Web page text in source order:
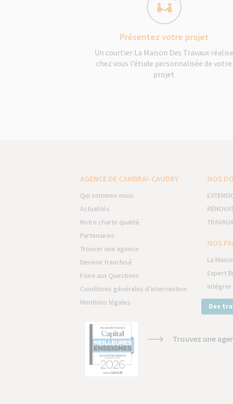
Présentez votre projet
Un courtier La Maison Des Travaux réalise
chez vous l’étude personnalisée de votre
projet
AGENCE DE CAMBRAI-CAUDRY
Qui sommes-nous
Actualités
Notre charte qualité
Partenaires
Trouver une agence
Devenir franchisé
Foire aux Questions
Conditions générales d’intervention
Mentions légales
NOS
NOS
La
Expert
Des
Trouvez une